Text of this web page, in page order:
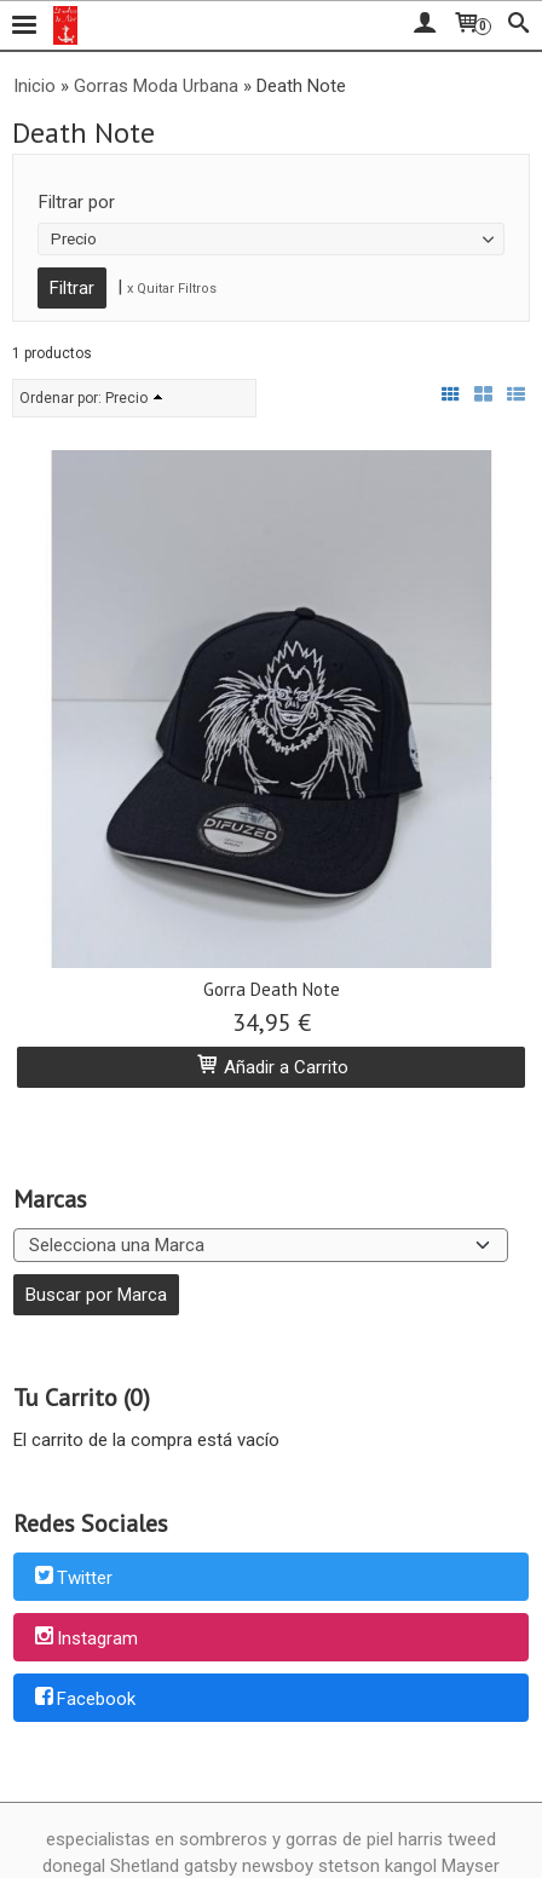
0
Marcas
Tu Carrito (0)
El carrito de la compra está vacío
Redes Sociales
Twitter
Instagram
Facebook
Inicio » Gorras Moda Urbana » Death Note
Death Note
Filtrar por
Precio
| x Quitar Filtros
1 productos
Ordenar por: Precio
Gorra Death Note
34,95 €
Añadir a Carrito
especialistas en sombreros y gorras de piel harris tweed
donegal Shetland gatsby newsboy stetson kangol Mayser